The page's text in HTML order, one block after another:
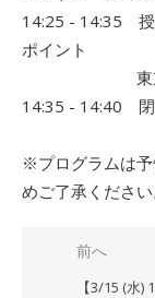
14:25 - 14:35 授
ポイント
東京学芸大
14:35 - 14:40 閉
※プログラムは
めご了承ください
前へ
【3/15 (水)